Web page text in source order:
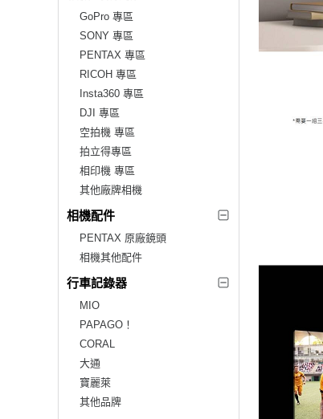
GoPro 專區
SONY 專區
PENTAX 專區
RICOH 專區
Insta360 專區
DJI 專區
空拍機 專區
拍立得專區
相印機 專區
其他廠牌相機
相機配件
PENTAX 原廠鏡頭
相機其他配件
行車記錄器
MIO
PAPAGO！
CORAL
大通
寶麗萊
其他品牌